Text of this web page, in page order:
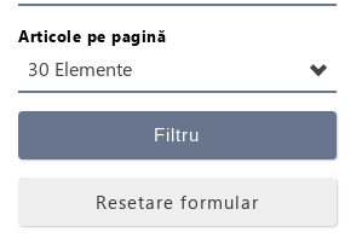
Articole pe pagină
30 Elemente
Filtru
Resetare formular